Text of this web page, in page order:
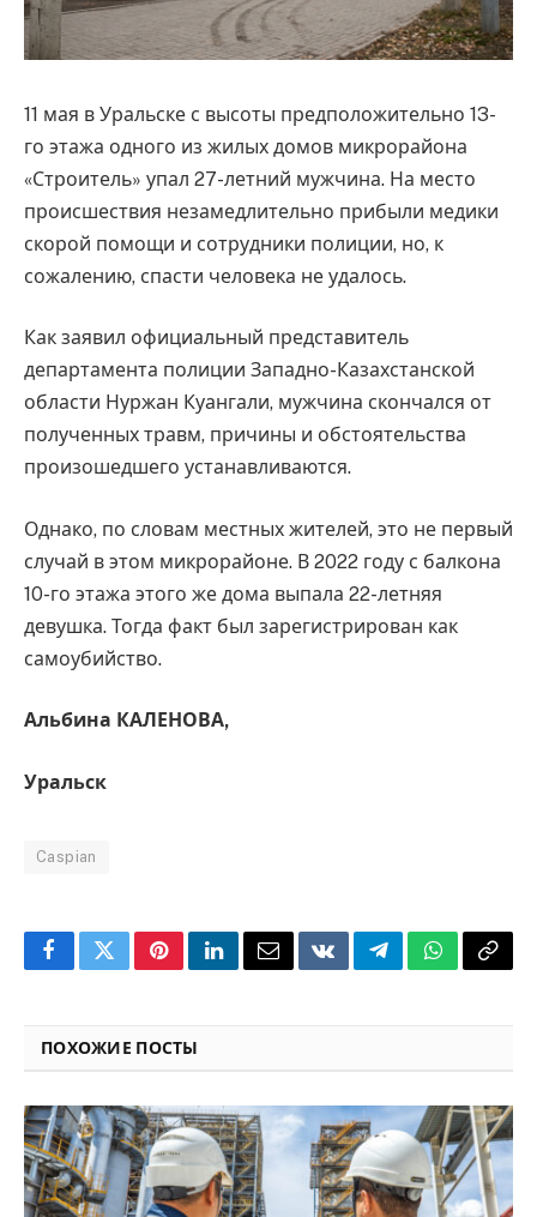
11 мая в Уральске с высоты предположительно 13-
го этажа одного из жилых домов микрорайона
«Строитель» упал 27-летний мужчина. На место
происшествия незамедлительно прибыли медики
скорой помощи и сотрудники полиции, но, к
сожалению, спасти человека не удалось.
Как заявил официальный представитель
департамента полиции Западно-Казахстанской
области Нуржан Куангали, мужчина скончался от
полученных травм, причины и обстоятельства
произошедшего устанавливаются.
Однако, по словам местных жителей, это не первый
случай в этом микрорайоне. В 2022 году с балкона
10-го этажа этого же дома выпала 22-летняя
девушка. Тогда факт был зарегистрирован как
самоубийство.
Альбина КАЛЕНОВА,
Уральск
Caspian
FacebookTwitterPinterestLinkedInEmailVKontakteTelegramWhatsApp
Copy
ПОХОЖИЕ ПОСТЫ